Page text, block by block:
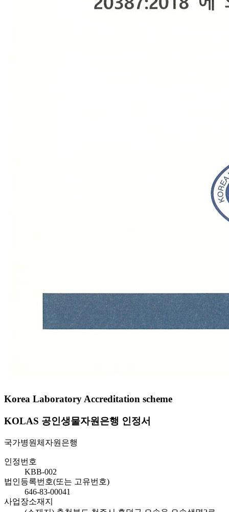
Korea Laboratory Accreditation scheme
KOLAS 공인생물자원은행 인정서
국가병원체자원은행
인정번호
KBB-002
법인등록번호(또는 고유번호)
646-83-00041
사업장소재지